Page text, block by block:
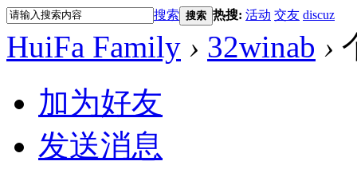
搜索 搜索 热搜: 活动 交友 discuz
HuiFa Family › 32winab ›
加为好友
发送消息